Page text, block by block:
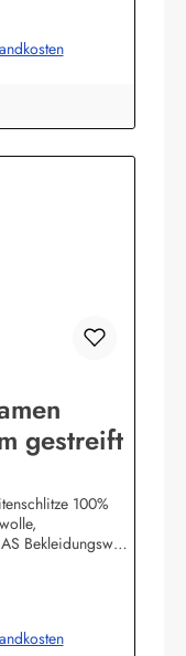
gestreift
100%
Bekleidungswerk